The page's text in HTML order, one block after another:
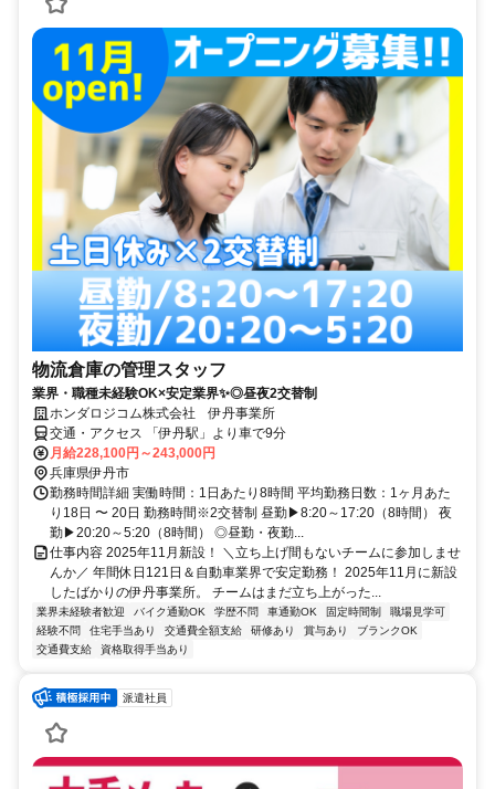
物流倉庫の管理スタッフ
業界・職種未経験OK×安定業界✨◎昼夜2交替制
ホンダロジコム株式会社 伊丹事業所
交通・アクセス 「伊丹駅」より車で9分
月給228,100円～243,000円
兵庫県伊丹市
勤務時間詳細 実働時間：1日あたり8時間 平均勤務日数：1ヶ月あた
り18日 〜 20日 勤務時間※2交替制 昼勤▶8:20～17:20（8時間） 夜
勤▶20:20～5:20（8時間） ◎昼勤・夜勤...
仕事内容 2025年11月新設！ ＼立ち上げ間もないチームに参加しませ
んか／ 年間休日121日＆自動車業界で安定勤務！ 2025年11月に新設
したばかりの伊丹事業所。 チームはまだ立ち上がった...
業界未経験者歓迎 バイク通勤OK 学歴不問 車通勤OK 固定時間制
職場見学可
経験不問
住宅手当あり 交通費全額支給 研修あり 賞与あり
ブランクOK
交通費支給
資格取得手当あり
派遣社員